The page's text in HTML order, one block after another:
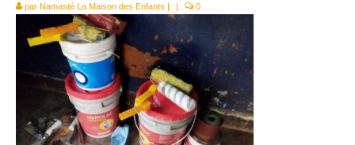
Historique
Le Népal
Documents
Parrainages
par Namasté La Maison des Enfants | | 0